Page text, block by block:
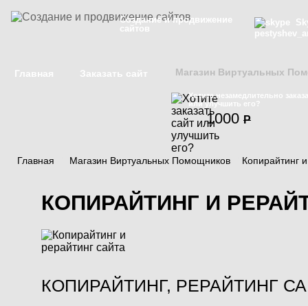
Создание и продвижение
сайтов
Главная Заказать сайт Магазин Виртуальных
Хотите незамедлительно
или улучшить его?
Главная Магазин Виртуальных Помощников Копирайтинг
КОПИРАЙТИНГ И
1000 P
КОПИРАЙТИНГ, РЕРАЙТИНГ